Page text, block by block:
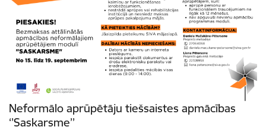
Neformālo aprūpētāju tiešsaistes apmācības
‘’Saskarsme’’